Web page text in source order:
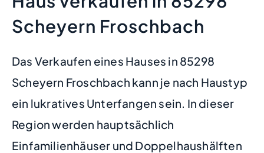
Scheyern Froschbach
Das Verkaufen eines Hauses in 85298
Scheyern Froschbach kann je nach Haustyp
ein lukratives Unterfangen sein. In dieser
Region werden hauptsächlich
Einfamilienhäuser und Doppelhaushälften